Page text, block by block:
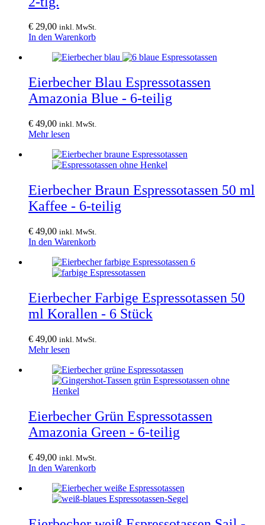
€ 29,00 inkl. MwSt.
In den Warenkorb
Eierbecher Blau Espressotassen
Amazonia Blue - 6-teilig
€ 49,00 inkl. MwSt.
Mehr lesen
Eierbecher Braun Espressotassen 50 ml
Kaffee - 6-teilig
€ 49,00 inkl. MwSt.
In den Warenkorb
Eierbecher Farbige Espressotassen 50
ml Korallen - 6 Stück
€ 49,00 inkl. MwSt.
Mehr lesen
Eierbecher Grün Espressotassen
Amazonia Green - 6-teilig
€ 49,00 inkl. MwSt.
In den Warenkorb